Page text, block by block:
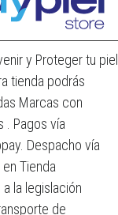
y Proteger tu piel
tienda podrás
Marcas con
. Pagos vía
Despacho vía
Tienda
la legislación
de